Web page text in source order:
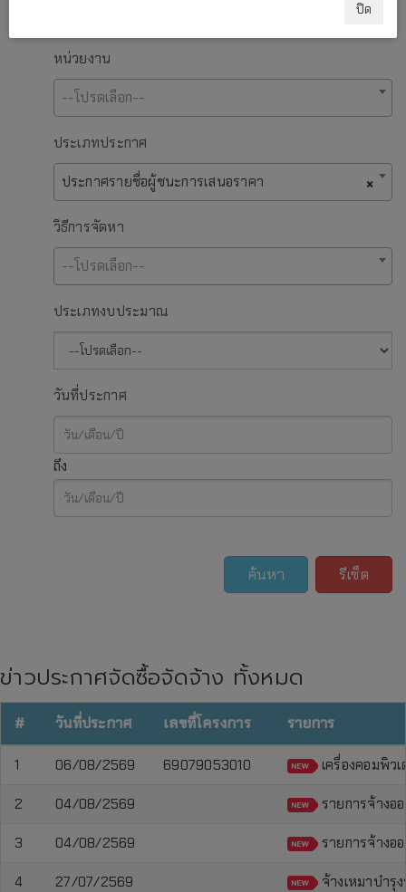
หน่วยงาน
--โปรดเลือก--
ประเภทประกาศ
×
ประกาศรายชื่อผู้ชนะการเสนอราคา
วิธีการจัดหา
--โปรดเลือก--
ประเภทงบประมาณ
วันที่ประกาศ
ถึง
ค้นหา รีเซ็ต
ข่าวประกาศจัดซื้อจัดจ้าง ทั้งหมด
# วันที่ประกาศ เลขที่โครงการ รายการ
1 06/08/2569 69079053010 เครื่องคอมพิว
2 04/08/2569 รายการจ้างอ
3 04/08/2569 รายการจ้างอ
4 27/07/2569 จ้างเหมาบำรุ
ปิด